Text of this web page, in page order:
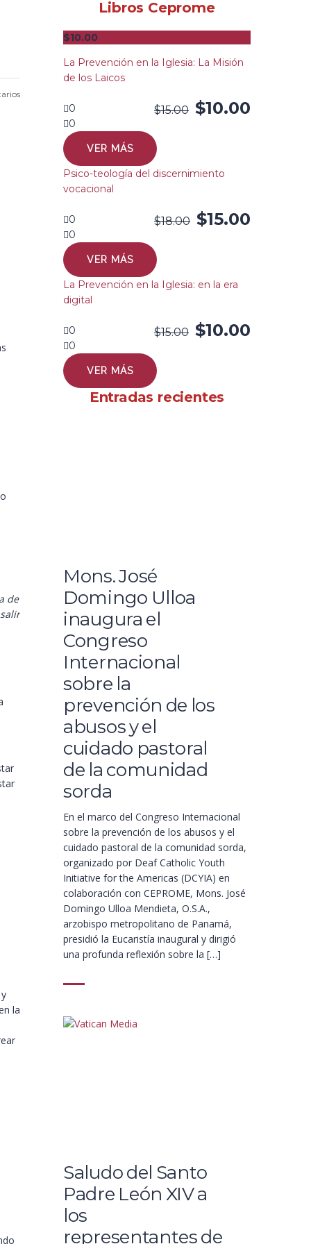
de
la
Libros Ceprome
$10.00
La Prevención en la Iglesia: La Misión
de los Laicos
0
0
$15.00 $10.00
VER MÁS
Psico-teología del discernimiento
vocacional
0
0
$18.00 $15.00
VER MÁS
La Prevención en la Iglesia: en la era
digital
0
0
$15.00 $10.00
VER MÁS
Entradas recientes
Mons. José
Domingo Ulloa
inaugura el
Congreso
Internacional
sobre la
prevención de los
abusos y el
cuidado pastoral
de la comunidad
sorda
En el marco del Congreso Internacional
sobre la prevención de los abusos y el
cuidado pastoral de la comunidad sorda,
organizado por Deaf Catholic Youth
Initiative for the Americas (DCYIA) en
colaboración con CEPROME, Mons. José
Domingo Ulloa Mendieta, O.S.A.,
arzobispo metropolitano de Panamá,
presidió la Eucaristía inaugural y dirigió
una profunda reflexión sobre la […]
Saludo del Santo
Padre León XIV a
los
representantes de